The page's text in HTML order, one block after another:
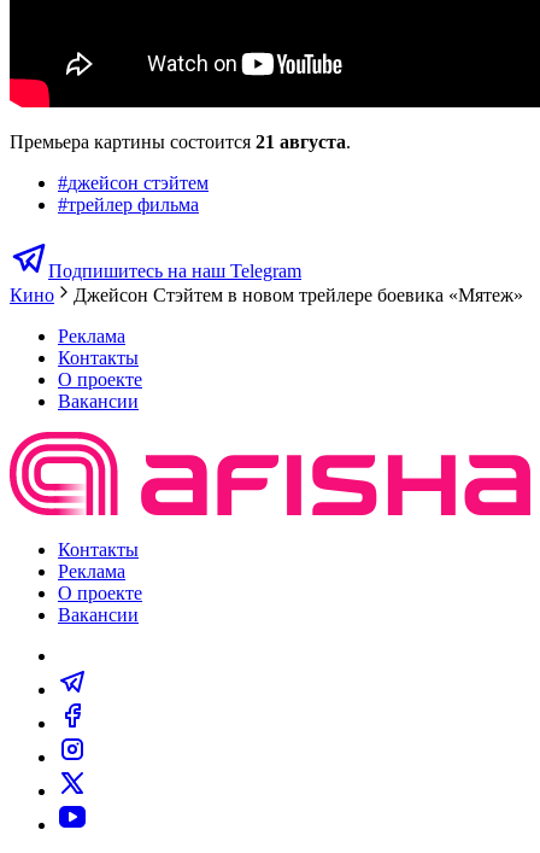
Премьера картины состоится 21 августа.
#джейсон стэйтем
#трейлер фильма
Подпишитесь на наш Telegram
Кино
Джейсон Стэйтем в новом трейлере боевика «Мятеж»
Реклама
Контакты
О проекте
Вакансии
Контакты
Реклама
О проекте
Вакансии